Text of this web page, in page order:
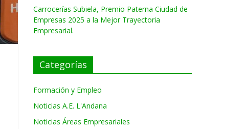
Carrocerías Subiela, Premio Paterna Ciudad de
Empresas 2025 a la Mejor Trayectoria
Empresarial.
Categorías
Formación y Empleo
Noticias A.E. L'Andana
Noticias Áreas Empresariales